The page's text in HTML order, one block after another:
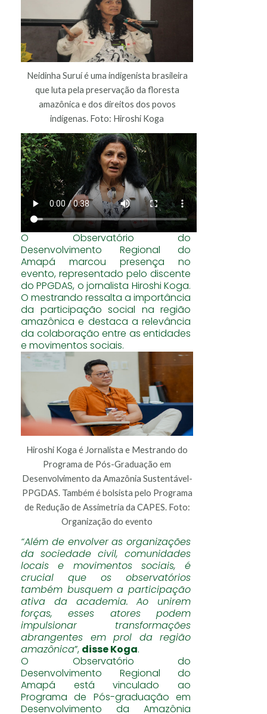
Neidinha Suruí é uma indigenista brasileira
que luta pela preservação da floresta
amazônica e dos direitos dos povos
indígenas. Foto: Hiroshi Koga
O Observatório do
Desenvolvimento Regional do
Amapá marcou presença no
evento, representado pelo discente
do PPGDAS, o jornalista Hiroshi Koga.
O mestrando ressalta a importância
da participação social na região
amazônica e destaca a relevância
da colaboração entre as entidades
e movimentos sociais.
Hiroshi Koga é Jornalista e Mestrando do
Programa de Pós-Graduação em
Desenvolvimento da Amazônia Sustentável-
PPGDAS. Também é bolsista pelo Programa
de Redução de Assimetria da CAPES. Foto:
Organização do evento
“Além de envolver as organizações
da sociedade civil, comunidades
locais e movimentos sociais, é
crucial que os observatórios
também busquem a participação
ativa da academia. Ao unirem
forças, esses atores podem
impulsionar transformações
abrangentes em prol da região
amazônica”, disse Koga.
O Observatório do
Desenvolvimento Regional do
Amapá está vinculado ao
Programa de Pós-graduação em
Desenvolvimento da Amazônia